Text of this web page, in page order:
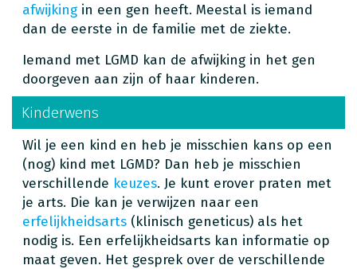
afwijking in een gen heeft. Meestal is iemand
dan de eerste in de familie met de ziekte.
Iemand met LGMD kan de afwijking in het gen
doorgeven aan zijn of haar kinderen.
Kinderwens
Wil je een kind en heb je misschien kans op een
(nog) kind met LGMD? Dan heb je misschien
verschillende keuzes. Je kunt erover praten met
je arts. Die kan je verwijzen naar een
erfelijkheidsarts (klinisch geneticus) als het
nodig is. Een erfelijkheidsarts kan informatie op
maat geven. Het gesprek over de verschillende